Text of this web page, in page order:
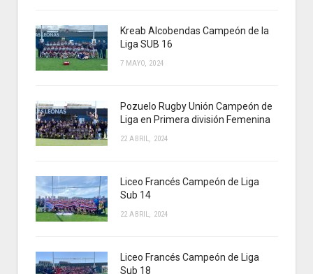
Kreab Alcobendas Campeón de la
Liga SUB 16
7 MAYO, 2024
Pozuelo Rugby Unión Campeón de
Liga en Primera división Femenina
22 ABRIL, 2024
Liceo Francés Campeón de Liga
Sub 14
22 ABRIL, 2024
Liceo Francés Campeón de Liga
Sub 18